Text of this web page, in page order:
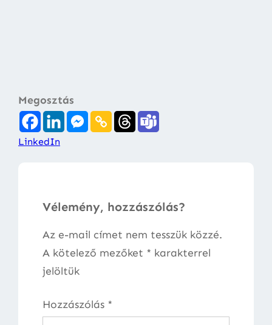
Megosztás
LinkedIn
Vélemény, hozzászólás?
Az e-mail címet nem tesszük közzé.
A kötelező mezőket * karakterrel
jelöltük
Hozzászólás *